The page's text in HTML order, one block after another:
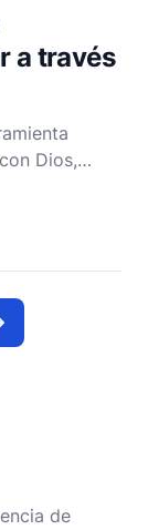
a través
Dios,
a
también pro
de